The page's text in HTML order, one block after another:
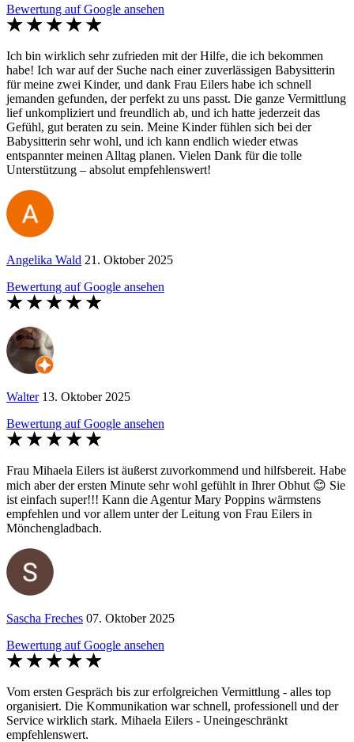
Bewertung auf Google ansehen
Ich bin wirklich sehr zufrieden mit der Hilfe, die ich bekommen
habe! Ich war auf der Suche nach einer zuverlässigen Babysitterin
für meine zwei Kinder, und dank Frau Eilers habe ich schnell
jemanden gefunden, der perfekt zu uns passt. Die ganze Vermittlung
lief unkompliziert und freundlich ab, und ich hatte jederzeit das
Gefühl, gut beraten zu sein. Meine Kinder fühlen sich bei der
Babysitterin sehr wohl, und ich kann endlich wieder etwas
entspannter meinen Alltag planen. Vielen Dank für die tolle
Unterstützung – absolut empfehlenswert!
Angelika Wald 21. Oktober 2025
Bewertung auf Google ansehen
Walter 13. Oktober 2025
Bewertung auf Google ansehen
Frau Mihaela Eilers ist äußerst zuvorkommend und hilfsbereit. Habe
mich aber der ersten Minute sehr wohl gefühlt in Ihrer Obhut 😊 Sie
ist einfach super!!! Kann die Agentur Mary Poppins wärmstens
empfehlen und vor allem unter der Leitung von Frau Eilers in
Mönchengladbach.
Sascha Freches 07. Oktober 2025
Bewertung auf Google ansehen
Vom ersten Gespräch bis zur erfolgreichen Vermittlung - alles top
organisiert. Die Kommunikation war schnell, professionell und der
Service wirklich stark. Mihaela Eilers - Uneingeschränkt
empfehlenswert.